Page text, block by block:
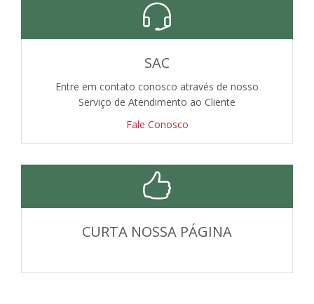
SAC
Entre em contato conosco através de nosso
Serviço de Atendimento ao Cliente
Fale Conosco
CURTA NOSSA PÁGINA